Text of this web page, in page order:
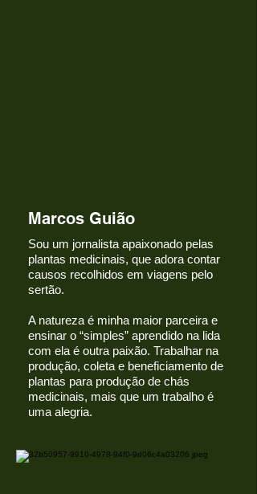
Marcos Guião
Sou um jornalista apaixonado pelas
plantas medicinais, que adora contar
causos recolhidos em viagens pelo
sertão.
A natureza é minha maior parceira e
ensinar o “simples” aprendido na lida
com ela é outra paixão. Trabalhar na
produção, coleta e beneficiamento de
plantas para produção de chás
medicinais, mais que um trabalho é
uma alegria.